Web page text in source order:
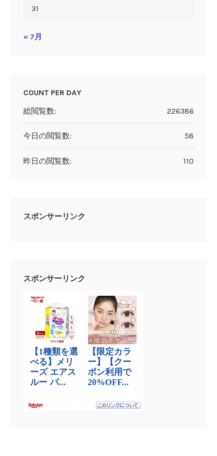
31
« 7月
COUNT PER DAY
226386
総閲覧数:
58
今日の閲覧数:
110
昨日の閲覧数:
スポンサーリンク
スポンサーリンク